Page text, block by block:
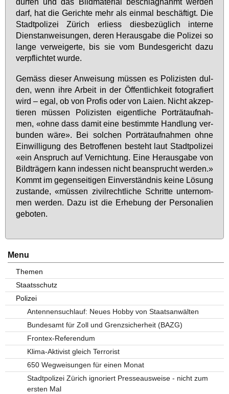
darf, hat die Ge­rich­te mehr als ein­mal be­schäf­tigt. Die
Stadt­po­li­zei Zü­rich er­liess dies­be­züg­lich in­ter­ne
Dienst­an­wei­sun­gen, de­ren Her­aus­ga­be die Po­li­zei so
lan­ge ver­wei­ger­te, bis sie vom Bun­des­ge­richt da­zu
ver­pflich­tet wur­de.
Ge­mäss die­ser An­wei­sung müs­sen es Po­li­zis­ten dul­
den, wenn ih­re Ar­beit in der Öf­fent­lich­keit fo­to­gra­fiert
wird – egal, ob von Pro­fis oder von Lai­en. Nicht ak­zep­
tie­ren müs­sen Po­li­zis­ten ei­gent­li­che Por­trät­auf­nah­
men, «oh­ne dass da­mit ei­ne be­stimm­te Hand­lung ver­
bun­den wä­re». Bei sol­chen Por­trät­auf­nah­men oh­ne
Ein­wil­li­gung des Be­trof­fe­nen be­steht laut Stadt­po­li­zei
«ein An­spruch auf Ver­nich­tung. Ei­ne Her­aus­ga­be von
Bild­trä­gern kann in­des­sen nicht be­an­sprucht wer­den.»
Kommt im ge­gen­sei­ti­gen Ein­ver­ständ­nis kei­ne Lö­sung
zu­stan­de, «müs­sen zi­vil­recht­li­che Schrit­te un­ter­nom­
men wer­den. Da­zu ist die Er­he­bung der Per­so­na­li­en
ge­bo­ten.
Menu
Themen
Staatsschutz
Polizei
Antennensuchlauf: Neues Hobby von Staatsanwälten
Bundesamt für Zoll und Grenzsicherheit (BAZG)
Frontex-Referendum
Klima-Aktivist gleich Terrorist
650 Wegweisungen für einen Monat
Stadtpolizei Zürich ignoriert Presseausweise - nicht zum
ersten Mal